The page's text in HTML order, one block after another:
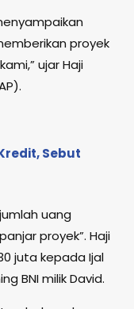
proyek
ujar Haji
Sebut
uang
proyek”. Haji
juta kepada Ijal
BNI milik David.